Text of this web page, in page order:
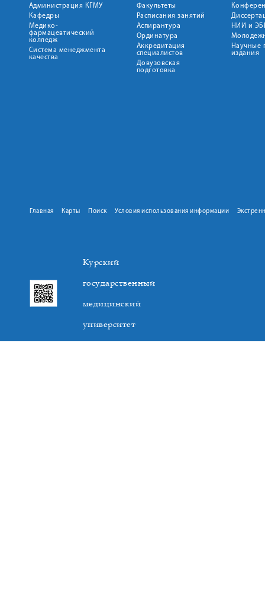
Администрация КГМУ
Кафедры
Медико-
фармацевтический
колледж
Система менеджмента
качества
Факультеты
Расписания занятий
Аспирантура
Ординатура
Аккредитация
специалистов
Довузовская
подготовка
НИИ и
Научные
издания
Главная Карты Поиск Условия использования информации
Курский
государственный
медицинский
университет